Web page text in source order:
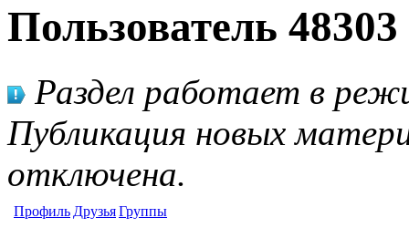
Пользователь 48303
Раздел работает в
Публикация новых
отключена.
Профиль ДрузьяГруппы